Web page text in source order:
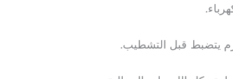
يتضبط قبل التشطيب.